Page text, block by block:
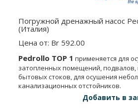
Погружной дренажный насос
(Италия)
Цена от: Br 592.00
Pedrollo TOP 1 применяется для
затопленных помещений, подвалов,
бытовых стоков, для осушения
канализационных отстойников.
Добавить в